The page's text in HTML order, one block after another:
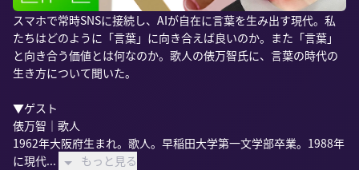
スマホで常時SNSに接続し、AIが自在に言葉を生み出す現代。私
たちはどのように「言葉」に向き合えば良いのか。また「言葉」
と向き合う価値とは何なのか。歌人の俵万智氏に、言葉の時代の
生き方について聞いた。
▼ゲスト
俵万智｜歌人
1962年大阪府生まれ。歌人。早稲田大学第一文学部卒業。1988年
に現代...
もっと見る